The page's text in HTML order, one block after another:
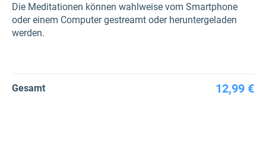
Die Meditationen können wahlweise vom Smartphone
oder einem Computer gestreamt oder heruntergeladen
werden.
Gesamt 12,99 €